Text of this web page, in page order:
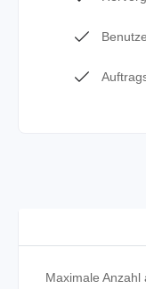
Maximale Anzahl